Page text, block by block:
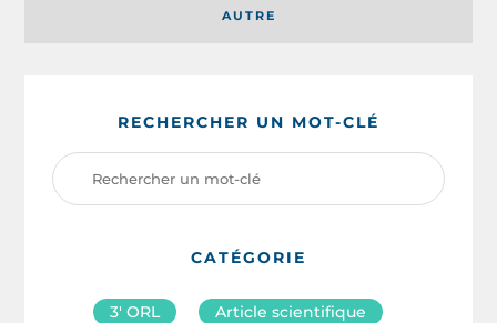
AUTRE
RECHERCHER UN MOT-CLÉ
CATÉGORIE
3′ ORL
Article scientifique